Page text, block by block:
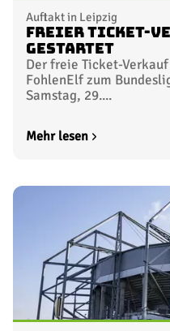
Auftakt in Leipzig
Freier Ticket-
gestartet
Der freie Ticket-
FohlenElf zum
Samstag, 29....
Mehr lesen